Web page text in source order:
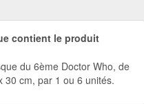
contient le produit
du 6ème Doctor Who, de
30 cm, par 1 ou 6 unités.